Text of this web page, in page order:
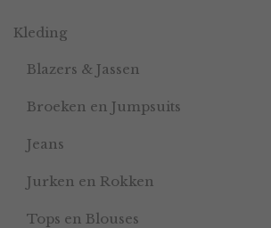
Kleding
Blazers & Jassen
Broeken en Jumpsuits
Jeans
Jurken en Rokken
Tops en Blouses